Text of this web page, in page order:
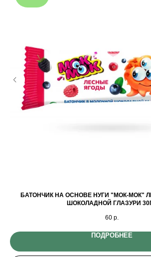
БАТОНЧИК НА ОСНОВЕ НУГИ "МОК-МОК"
ШОКОЛАДНОЙ ГЛАЗУРИ
60 р.
ПОДРОБНЕЕ